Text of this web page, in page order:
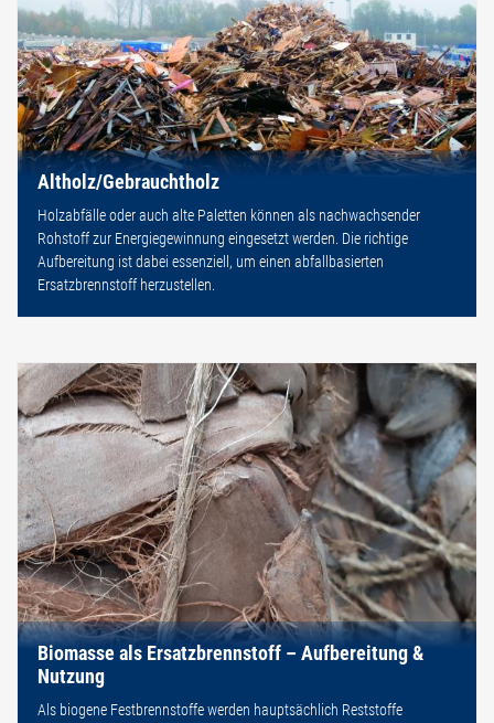
Altholz/Gebrauchtholz
Holzabfälle oder auch alte Paletten können als nachwachsender
Rohstoff zur Energiegewinnung eingesetzt werden. Die richtige
Aufbereitung ist dabei essenziell, um einen abfallbasierten
Ersatzbrennstoff herzustellen.
Biomasse als Ersatzbrennstoff – Aufbereitung &
Nutzung
Als biogene Festbrennstoffe werden hauptsächlich Reststoffe